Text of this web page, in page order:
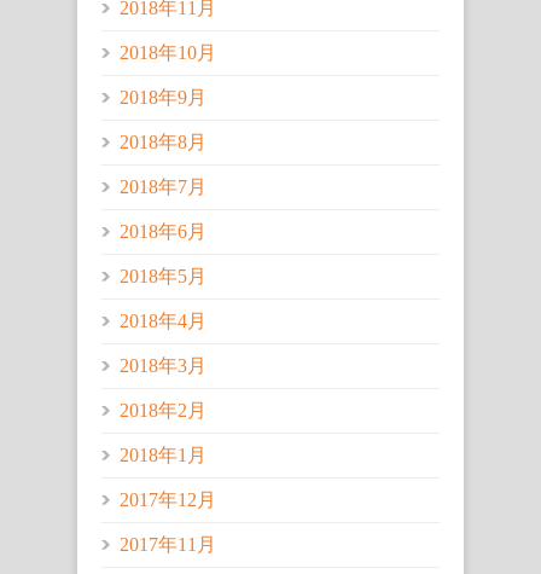
2018年11月
2018年10月
2018年9月
2018年8月
2018年7月
2018年6月
2018年5月
2018年4月
2018年3月
2018年2月
2018年1月
2017年12月
2017年11月